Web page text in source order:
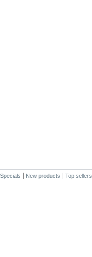
Specials New products Top sellers